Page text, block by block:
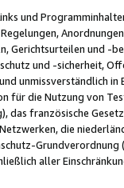
und
Gerichtsurteilen und -
und -sicherheit,
unmissverständlich
für die Nutzung von
das französische
die
aller